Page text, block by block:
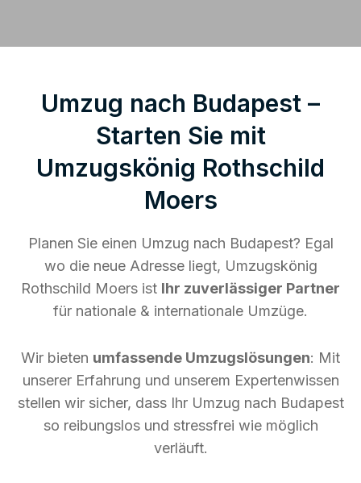
Umzug nach Budapest –
Starten Sie mit
Umzugskönig Rothschild
Moers
Planen Sie einen Umzug nach Budapest? Egal
wo die neue Adresse liegt, Umzugskönig
Rothschild Moers ist Ihr zuverlässiger Partner
für nationale & internationale Umzüge.
Wir bieten umfassende Umzugslösungen: Mit
unserer Erfahrung und unserem Expertenwissen
stellen wir sicher, dass Ihr Umzug nach Budapest
so reibungslos und stressfrei wie möglich
verläuft.